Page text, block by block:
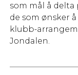
som mål å
de som ønsker
klubb-
Jondalen.